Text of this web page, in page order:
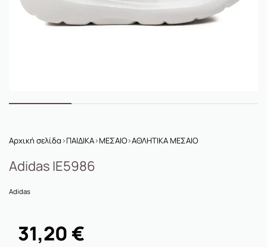
Αρχική σελίδα›ΠΑΙΔΙΚΑ›ΜΕΣΑΙΟ›ΑΘΛΗΤΙΚΑ ΜΕΣΑΙΟ
Adidas IE5986
Adidas
31,20 €